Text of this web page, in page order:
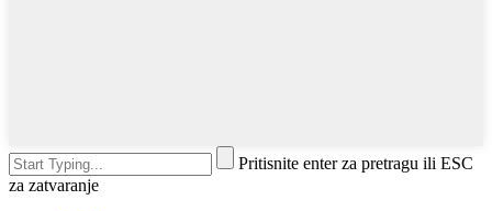
Pritisnite enter za pretragu ili ESC
za zatvaranje